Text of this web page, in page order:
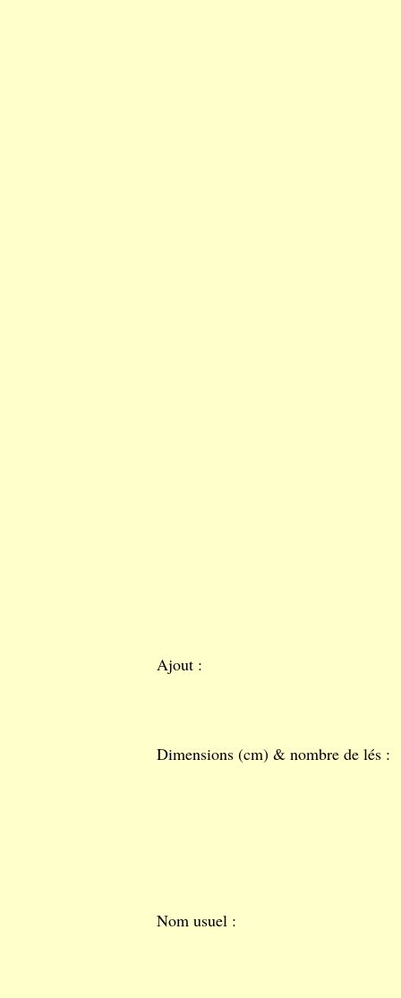
Ajout :
Dimensions (cm) & nombre de lés :
Nom usuel :